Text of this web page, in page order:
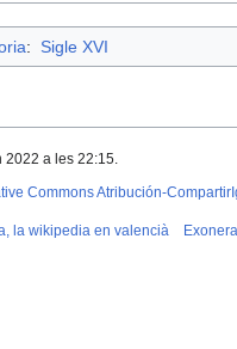
: Sigle XVI
2022 a les 22:15.
Commons Atribución-
la wikipedia en valencià